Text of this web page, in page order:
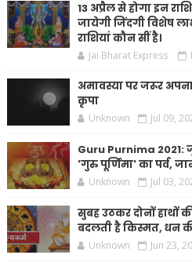
13 अप्रैल से होगा इन
जायेगी जिंदगी विशेष
राशियां कौन सीं है।
Jai Bharat Express
अमावस्या पर जरूर
कृपा
Unknown Jul 09,
Guru Purnima 2021:
'गुरु पूर्णिमा' का पर्व,
Unknown Jul 03,
सुबह उठकर दोनों हाथों
बदलती है किस्मत, धन
Unknown Jun 23,